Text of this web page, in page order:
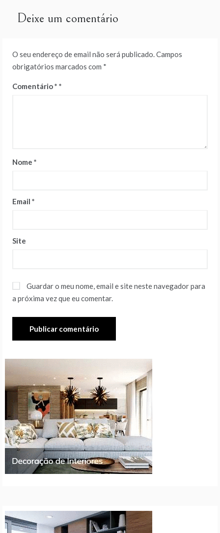
artigos
Deixe um comentário
O seu endereço de email não será publicado.Campos
obrigatórios marcados com *
Comentário*
Nome *
Email *
Site
Guardar o meu nome, email e site neste navegador para
a próxima vez que eu comentar.